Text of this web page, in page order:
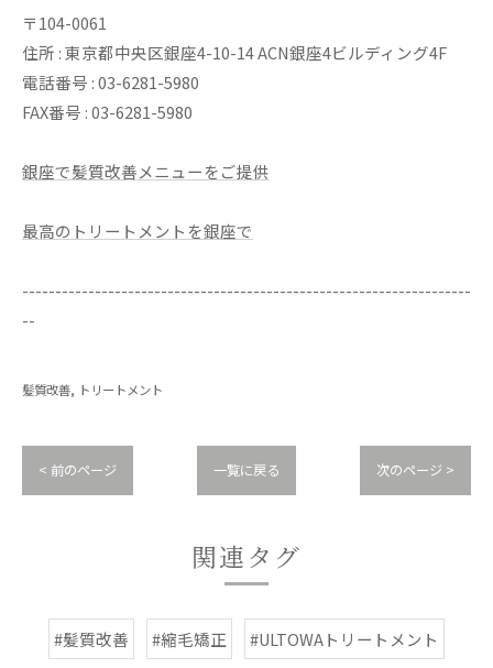
〒104-0061
住所 : 東京都中央区銀座4-10-14 ACN銀座4ビルディング4F
電話番号 : 03-6281-5980
FAX番号 : 03-6281-5980
銀座で髪質改善メニューをご提供
最高のトリートメントを銀座で
--------------------------------------------------------------------
--
髪質改善 トリートメント
< 前のページ 一覧に戻る 次のページ >
関連タグ
#髪質改善 #縮毛矯正 #ULTOWAトリートメント